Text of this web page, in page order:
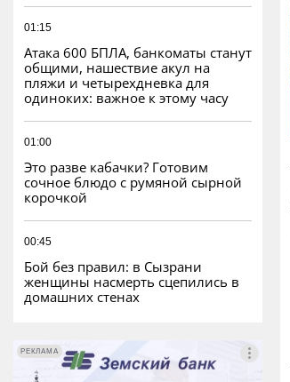
01:15
Атака 600 БПЛА, банкоматы станут
общими, нашествие акул на
пляжи и четырехдневка для
одиноких: важное к этому часу
01:00
Это разве кабачки? Готовим
сочное блюдо с румяной сырной
корочкой
00:45
Бой без правил: в Сызрани
женщины насмерть сцепились в
домашних стенах
РЕКЛАМА
РЕКЛАМА